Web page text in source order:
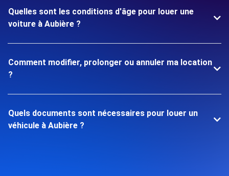
Quelles sont les conditions d'âge pour louer une
voiture à Aubière ?
Comment modifier, prolonger ou annuler ma location
?
Quels documents sont nécessaires pour louer un
véhicule à Aubière ?